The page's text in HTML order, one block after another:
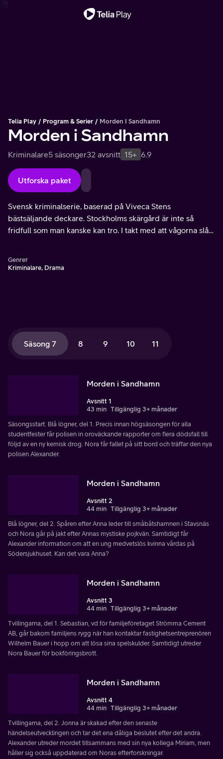
Telia Play Program & Serier Morden I Sandhamn
Morden i Sandhamn
Kriminalare5 säsonger32 avsnitt 15+ 6.9
Utforska paket
Svensk kriminalserie, baserad på Viveca Stens
bästsäljande deckare. Stockholms skärgård är inte så
fridfull som man kanske kan tro. I takt med att vågorna slår
Genrer
Kriminalare, Drama
Säsong 7 8 9 10 11
Morden i Sandhamn
Avsnitt 1
43 min Tillgänglig 3+ månader
Säsongsstart. Blå lögner, del 1. Precis innan högsäsongen för alla
studentfester får polisen in oroväckande rapporter om flera dödsfall till
följd av en ny kemisk drog. Nora får fallet på sitt bord och träffar den nya
polisen Alexander.
Morden i Sandhamn
Avsnitt 2
44 min Tillgänglig 3+ månader
Blå lögner, del 2. Spåren efter Anna leder till småbåtshamnen i Stavsnäs
och Nora går på jakt efter Annas mystiske pojkvän. Samtidigt får
Alexander information om att en ung medvetslös kvinna vårdas på
Södersjukhuset. Kan det vara Anna?
Morden i Sandhamn
Avsnitt 3
44 min Tillgänglig 3+ månader
Tvillingarna, del 1. Sebastian, vd för familjeföretaget Strömma Cement
AB, går bakom familjens rygg när han kontaktar fastighetsentreprenören
Wilhelm Bauer i hopp om att lösa sina spelskulder. Samtidigt utreder
Nora Bauer för bokföringsbrott.
Morden i Sandhamn
Avsnitt 4
44 min Tillgänglig 3+ månader
Tvillingarna, del 2. Jonna är skakad efter den senaste
händelseutvecklingen och tar det ena dåliga beslutet efter det andra.
Alexander utreder mordet tillsammans med sin nya kollega Miriam, men
håller sig också uppdaterad om Noras efterforskningar.